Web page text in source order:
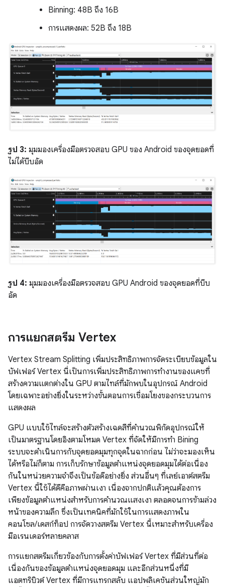
Binning: 48B ถึง 16B
การแสดงผล: 52B ถึง 18B
รูป 3: มุมมองเครื่องมือตรวจสอบ GPU ของ Android ของจุดยอดที่
ไม่ได้บีบอัด
รูป 4: มุมมองเครื่องมือตรวจสอบ GPU Android ของจุดยอดที่บีบ
อัด
การแยกสตรีม Vertex
Vertex Stream Splitting เพิ่มประสิทธิภาพการจัดระเบียบข้อมูลใน
บัฟเฟอร์ Vertex นี่เป็นการเพิ่มประสิทธิภาพการทำงานของแคชที่
สร้างความแตกต่างใน GPU ตามไทล์ที่มักพบในอุปกรณ์ Android
โดยเฉพาะอย่างยิ่งในระหว่างขั้นตอนการเชื่อมโยงของกระบวนการ
แสดงผล
GPU แบบใช้ไทล์จะสร้างตัวสร้างเฉดสีที่คำนวณพิกัดอุปกรณ์ให้
เป็นมาตรฐานโดยอิงตามโหมด Vertex ที่จัดให้มีการทำ Bining
ระบบจะดำเนินการกับจุดยอดมุมทุกจุดในฉากก่อน ไม่ว่าจะมองเห็น
ได้หรือไม่ก็ตาม การเก็บรักษาข้อมูลตำแหน่งจุดยอดมุมได้ต่อเนื่อง
กันในหน่วยความจำจึงเป็นข้อดีอย่างยิ่ง ส่วนอื่นๆ ที่เลย์เอาต์สตรีม
Vertex นี้ใช้ได้ดีคือภาพผ่านเงา เนื่องจากปกติแล้วคุณต้องการ
เพียงข้อมูลตำแหน่งสำหรับการคำนวณแสงเงา ตลอดจนการข้ามล่วง
หน้าของความลึก ซึ่งเป็นเทคนิคที่มักใช้ในการแสดงภาพใน
คอนโซล/เดสก์ท็อป การจัดวางสตรีม Vertex นี้เหมาะสำหรับเครื่อง
มือเรนเดอร์หลายคลาส
การแยกสตรีมเกี่ยวข้องกับการตั้งค่าบัฟเฟอร์ Vertex ที่มีส่วนที่ต่อ
เนื่องกันของข้อมูลตำแหน่งจุดยอดมุม และอีกส่วนหนึ่งที่มี
แอตทริบิวต์ Vertex ที่มีการแทรกสลับ แอปพลิเคชันส่วนใหญ่มัก